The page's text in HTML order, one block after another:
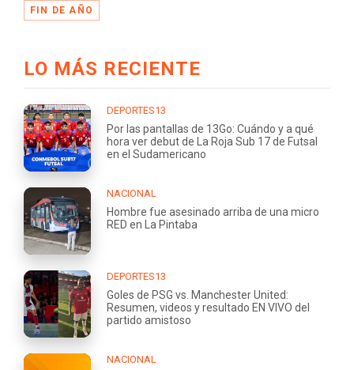
FIN DE AÑO
LO MÁS RECIENTE
DEPORTES13
Por las pantallas de 13Go: Cuándo y a qué
hora ver debut de La Roja Sub 17 de Futsal
en el Sudamericano
NACIONAL
Hombre fue asesinado arriba de una micro
RED en La Pintaba
DEPORTES13
Goles de PSG vs. Manchester United:
Resumen, videos y resultado EN VIVO del
partido amistoso
NACIONAL